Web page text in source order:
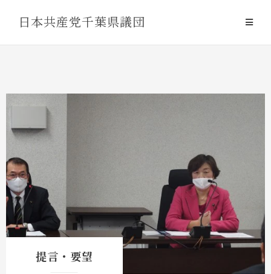
日本共産党千葉県議団
提言・要望